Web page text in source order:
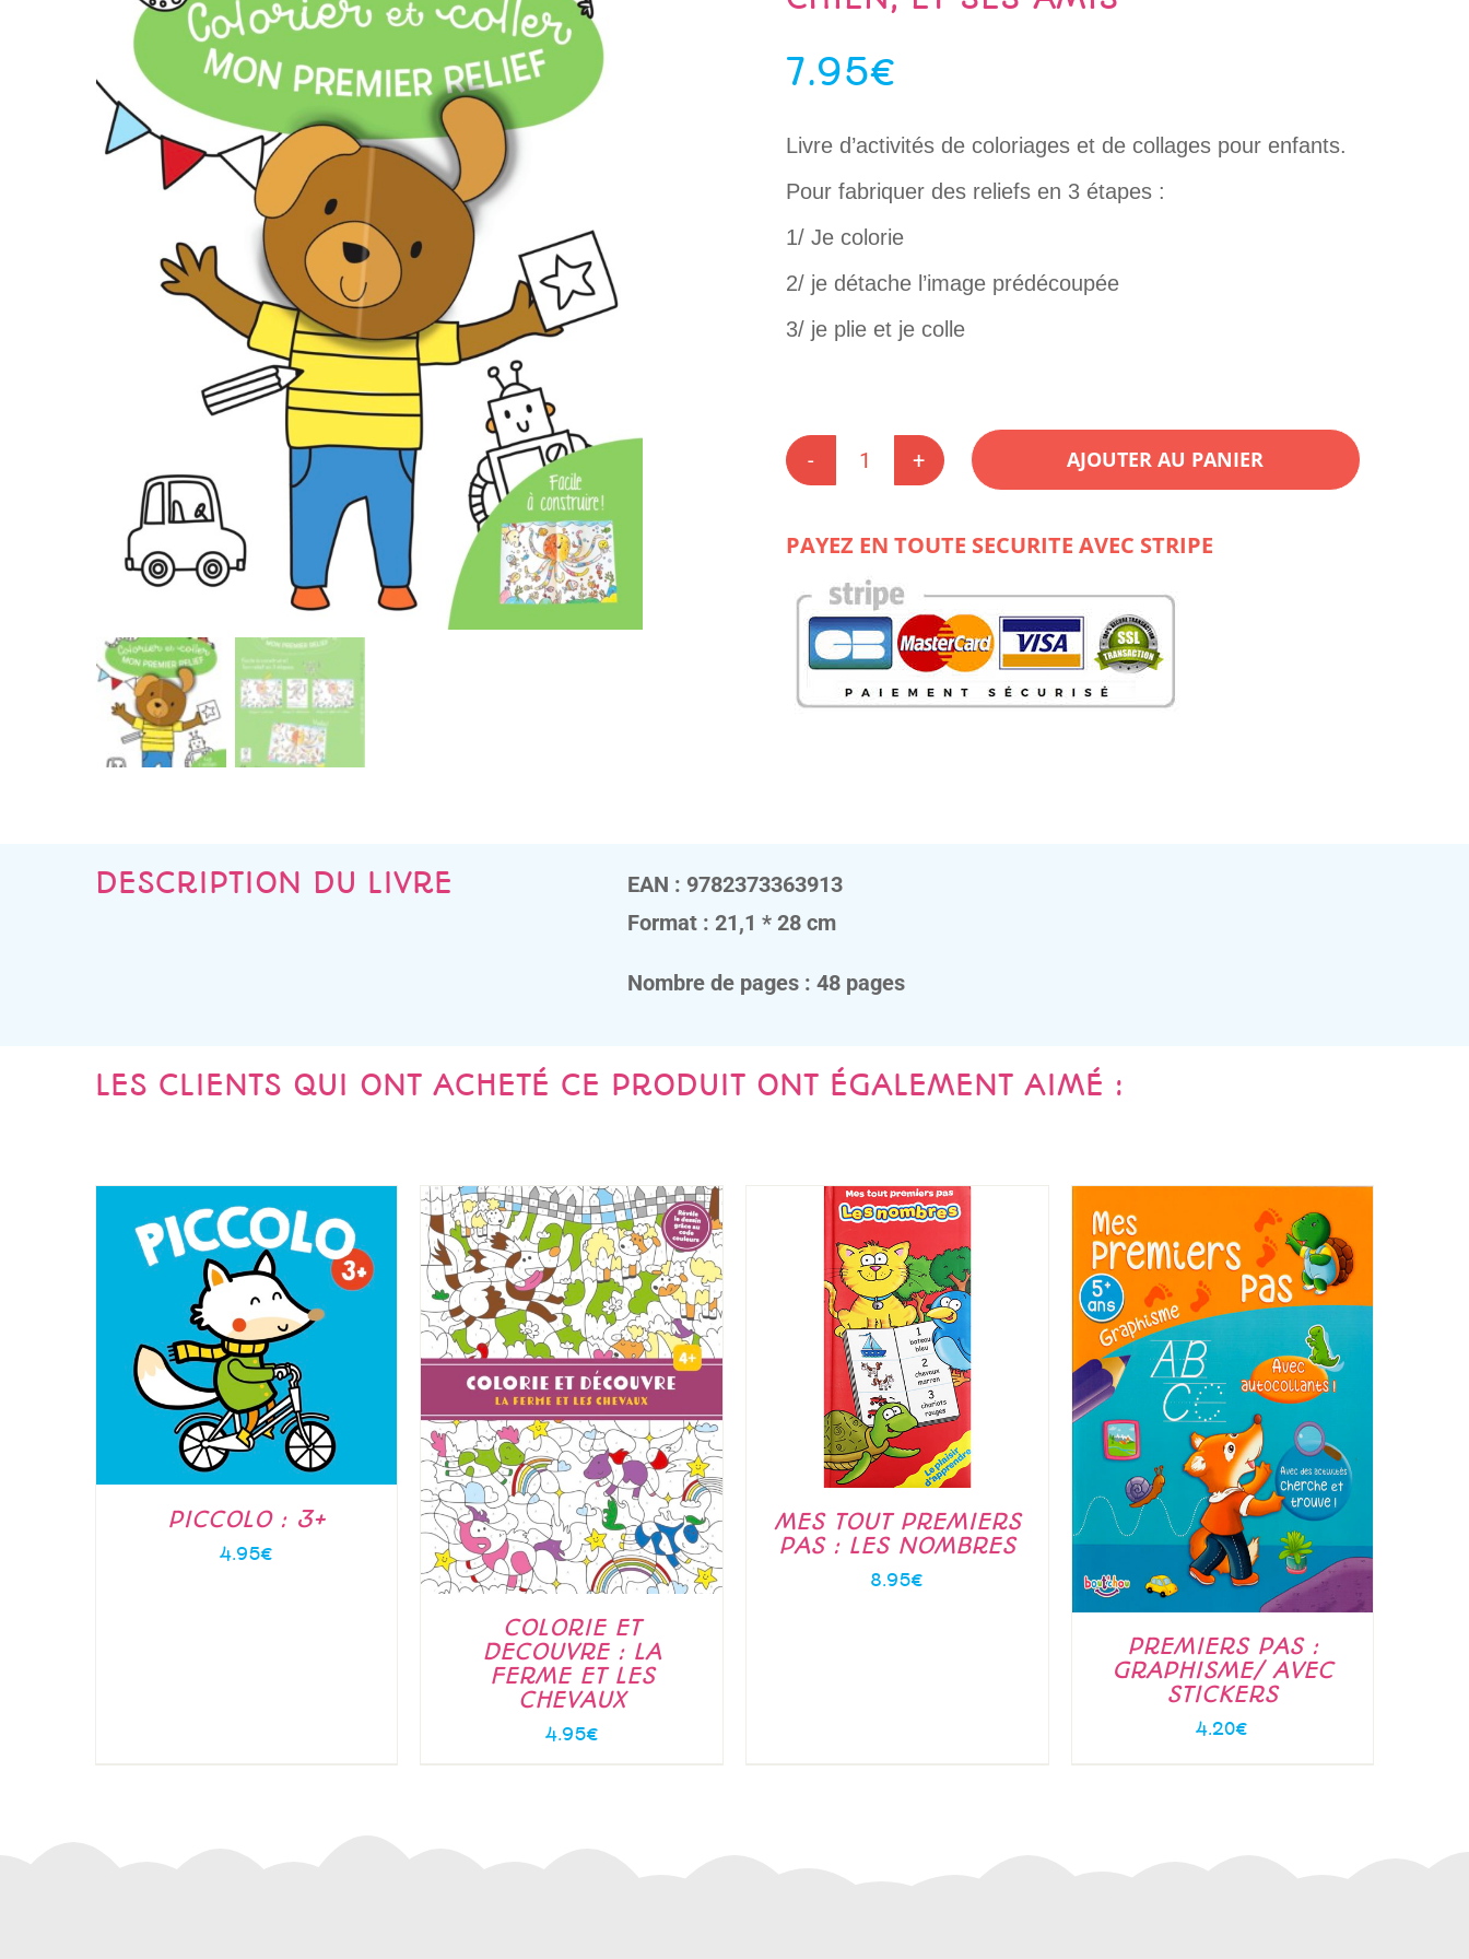
7.95€
Livre d’activités de coloriages et de collages pour enfants.
Pour fabriquer des reliefs en 3 étapes :
1/ Je colorie
2/ je détache l’image prédécoupée
3/ je plie et je colle
quantité
de
ET
MON
PREMIER
RELIEF
:
CEDRIC,
LE
AJOUTER AU PANIER
PAYEZ EN TOUTE SECURITE AVEC STRIPE
DESCRIPTION DU LIVRE
EAN : 9782373363913
Format : 21,1 * 28 cm
Nombre de pages : 48 pages
LES CLIENTS QUI ONT ACHETÉ CE PRODUIT ONT ÉGALEMENT AIMÉ :
PICCOLO : 3+
4.95€
COLORIE ET
DECOUVRE : LA
FERME ET LES
CHEVAUX
4.95€
MES TOUT PREMIERS
PAS : LES NOMBRES
8.95€
PREMIERS PAS :
GRAPHISME/ AVEC
STICKERS
4.20€